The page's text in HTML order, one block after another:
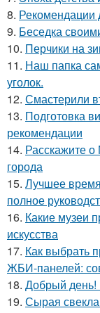
8. Рекомендации
9. Беседка
10. Перчики на
11. Наш папка
уголок.
12. Смастерили
13. Подготовка
рекомендации
14. Расскажите
города
15. Лучшее
полное
16. Какие музеи
искусства
17. Как выбрать
ЖБИ-панелей:
18. Добрый день!
19. Сырая свекла